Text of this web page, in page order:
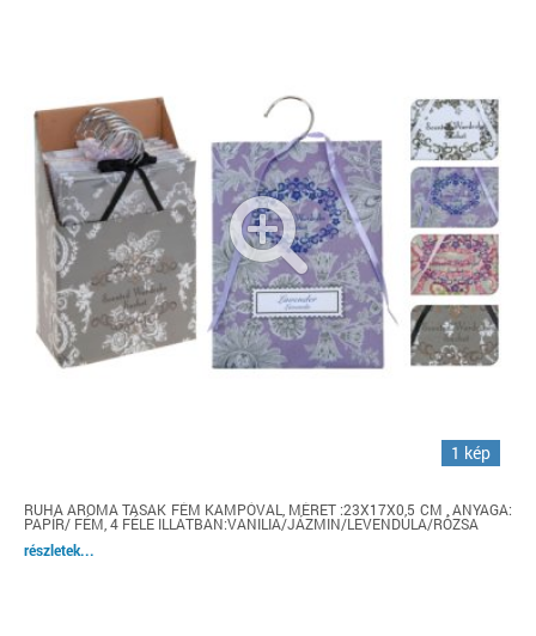
1 kép
RUHA AROMA TASAK FÉM KAMPÓVAL, MÉRET :23X17X0,5 CM , ANYAGA:
PAPÍR/ FÉM, 4 FÉLE ILLATBAN:VANILIA/JÁZMIN/LEVENDULA/RÓZSA
részletek...